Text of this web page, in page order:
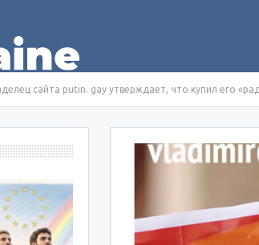
сайта putin. gay утверждает, что купил его